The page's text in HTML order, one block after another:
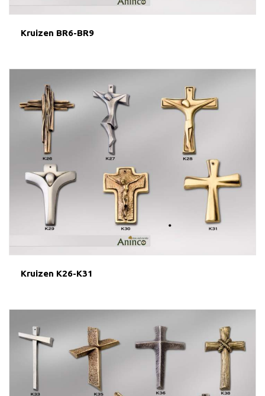
Kruizen BR6-BR9
Kruizen K26-K31